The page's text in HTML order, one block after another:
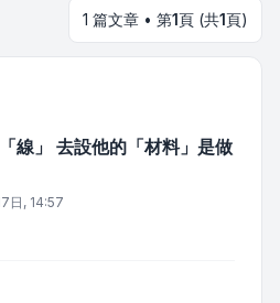
1 篇文章 • 第1頁 (共1頁)
線」 去設他的「材料」是做
日, 14:57